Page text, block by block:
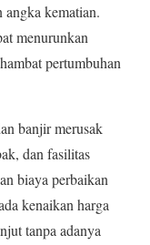
angka kematian.
menurunkan
pertumbuhan
banjir merusak
dan fasilitas
biaya perbaikan
kenaikan harga
tanpa adanya